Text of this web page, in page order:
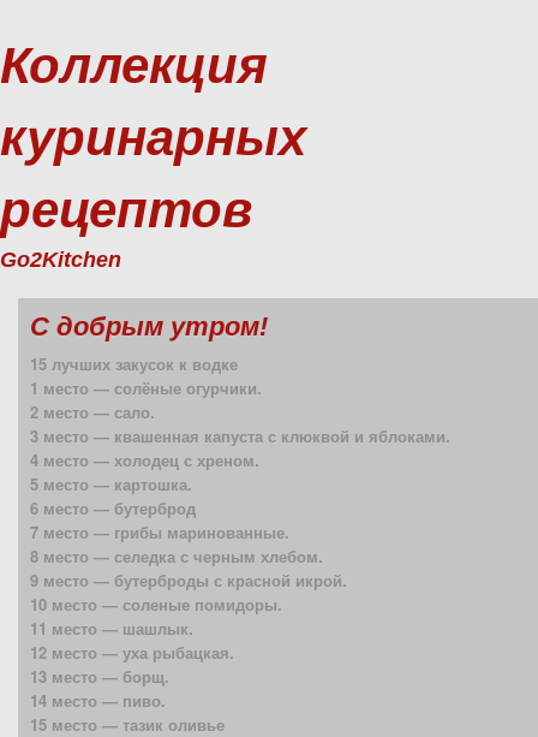
Коллекция
куринарных
рецептов
Go2Kitchen
С добрым утром!
15 лучших закусок к водке
1 место — солёные огурчики.
2 место — сало.
3 место — квашенная капуста с клюквой и яблоками.
4 место — холодец с хреном.
5 место — картошка.
6 место — бутерброд
7 место — грибы маринованные.
8 место — селедка с черным хлебом.
9 место — бутерброды с красной икрой.
10 место — соленые помидоры.
11 место — шашлык.
12 место — уха рыбацкая.
13 место — борщ.
14 место — пиво.
15 место — тазик оливье